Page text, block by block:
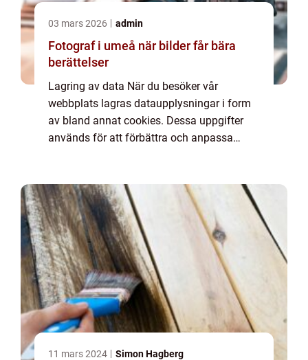
03 mars 2026 admin
Fotograf i umeå när bilder får bära
berättelser
Lagring av data När du besöker vår
webbplats lagras dataupplysningar i form
av bland annat cookies. Dessa uppgifter
används för att förbättra och anpassa
att vi...
11 mars 2024 Simon Hagberg